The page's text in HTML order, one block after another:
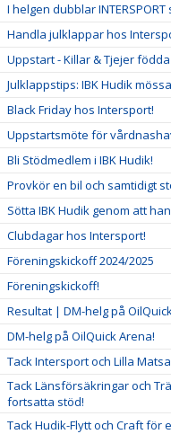
I helgen dubblar
Handla julklappar hos
Uppstart - Killar & Tjejer födda
Julklappstips: IBK Hudik
Black Friday hos Intersport!
Uppstartsmöte för
Bli Stödmedlem i IBK Hudik!
Provkör en bil och samtidigt
Sötta IBK Hudik genom att
Clubdagar hos Intersport!
Föreningskickoff 2024/2025
Föreningskickoff!
Resultat | DM-helg på
DM-helg på OilQuick Arena!
Tack Intersport och Lilla
Tack Länsförsäkringar och
fortsatta stöd!
Tack Hudik-Flytt och Craft för